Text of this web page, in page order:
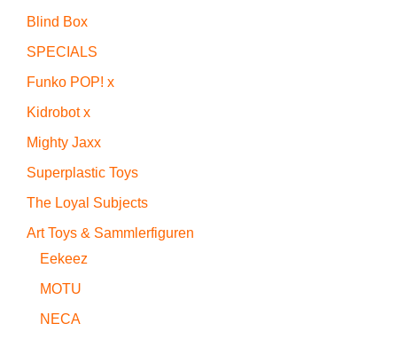
Blind Box
SPECIALS
Funko POP! x
Kidrobot x
Mighty Jaxx
Superplastic Toys
The Loyal Subjects
Art Toys & Sammlerfiguren
Eekeez
MOTU
NECA